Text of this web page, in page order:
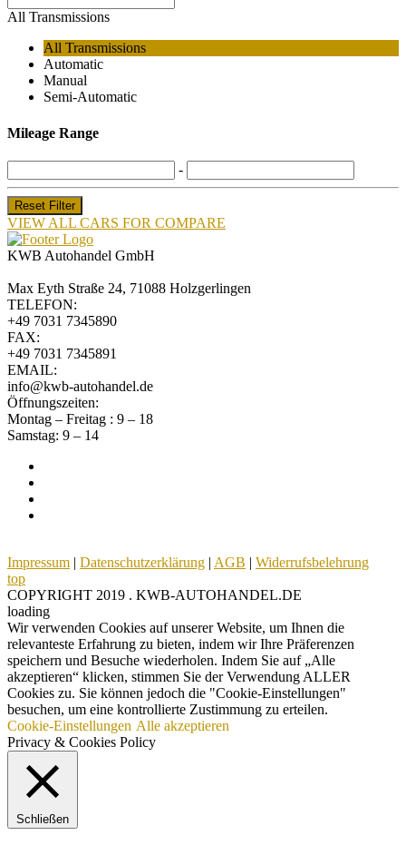
All Transmissions
All Transmissions
Automatic
Manual
Semi-Automatic
Mileage Range
-
Reset Filter
VIEW ALL CARS FOR COMPARE
KWB Autohandel GmbH
Max Eyth Straße 24, 71088 Holzgerlingen
TELEFON:
+49 7031 7345890
FAX:
+49 7031 7345891
EMAIL:
info@kwb-autohandel.de
Öffnungszeiten:
Montag – Freitag : 9 – 18
Samstag: 9 – 14
Impressum | Datenschutzerklärung | AGB | Widerrufsbelehrung
top
COPYRIGHT 2019 . KWB-AUTOHANDEL.DE
loading
Wir verwenden Cookies auf unserer Website, um Ihnen die
relevanteste Erfahrung zu bieten, indem wir Ihre Präferenzen
speichern und Besuche wiederholen. Indem Sie auf „Alle
akzeptieren“ klicken, stimmen Sie der Verwendung ALLER
Cookies zu. Sie können jedoch die "Cookie-Einstellungen"
besuchen, um eine kontrollierte Zustimmung zu erteilen.
Cookie-Einstellungen Alle akzeptieren
Privacy & Cookies Policy
Schließen